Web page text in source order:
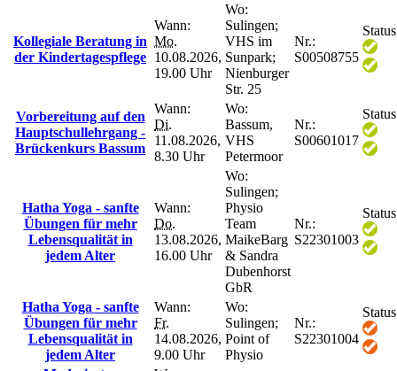
Kollegiale Beratung in
der Kindertagespflege
Wann:
Mo.
10.08.2026,
19.00 Uhr
Wo:
Sulingen;
VHS im
Sunpark;
Nienburger
Str. 25
Nr.:
S00508755
Vorbereitung auf den
Hauptschullehrgang -
Brückenkurs Bassum
Wann:
Di.
11.08.2026,
8.30 Uhr
Wo:
Bassum,
VHS
Petermoor
Nr.:
S00601017
Hatha Yoga - sanfte
Übungen für mehr
Lebensqualität in
jedem Alter
Wann:
Do.
13.08.2026,
16.00 Uhr
Wo:
Sulingen;
Physio
Team
MaikeBarg
& Sandra
Dubenhorst
GbR
Nr.:
S22301003
Hatha Yoga - sanfte
Übungen für mehr
Lebensqualität in
jedem Alter
Wann:
Fr.
14.08.2026,
9.00 Uhr
Wo:
Sulingen;
Point of
Physio
Nr.:
S22301004